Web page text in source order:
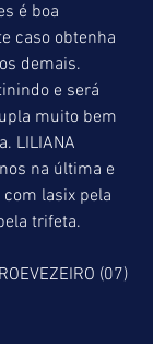
é boa
caso obtenha
demais.
e será
muito bem
LILIANA
na última e
com lasix pela
trifeta.
(07)